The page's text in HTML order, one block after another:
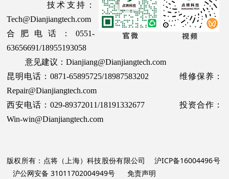
技术支持：
Tech@Dianjiangtech.com
合肥电话：0551-
63656691/18955193058
意见建议：Dianjiang@Dianjiangtech.com
昆明电话：0871-65895725/18987583202 维修保养：
Repair@Dianjiangtech.com
西安电话：029-89372011/18191332677 投资合作：
Win-win@Dianjiangtech.com
版权所有：点将（上海）科技股份有限公司 沪ICP备16004496号
沪公网安备 31011702004949号
免责声明